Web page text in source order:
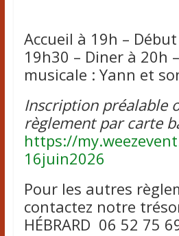
Accueil à 19h –
19h30 – Diner à 20h
musicale : Yann et
Inscription préalable
règlement par carte
https://
16juin2026
Pour les autres
contactez notre
HÉBRARD 06 52 75